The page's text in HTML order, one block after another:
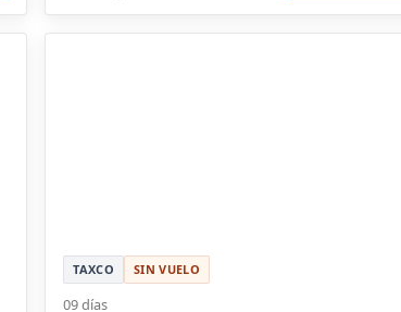
TAXCO SIN VUELO
09 días